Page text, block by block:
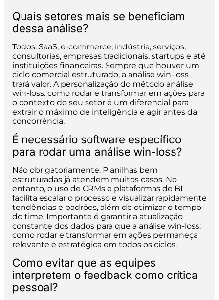
Quais setores mais se beneficiam
dessa análise?
Todos: SaaS, e-commerce, indústria, serviços,
consultorias, empresas tradicionais, startups e até
instituições financeiras. Sempre que houver um
ciclo comercial estruturado, a análise win-loss
trará valor. A personalização do método análise
win-loss: como rodar e transformar em ações para
o contexto do seu setor é um diferencial para
extrair o máximo de inteligência e agir antes da
concorrência.
É necessário software específico
para rodar uma análise win-loss?
Não obrigatoriamente. Planilhas bem
estruturadas já atendem muitos casos. No
entanto, o uso de CRMs e plataformas de BI
facilita escalar o processo e visualizar rapidamente
tendências e padrões, além de otimizar o tempo
do time. Importante é garantir a atualização
constante dos dados para que a análise win-loss:
como rodar e transformar em ações permaneça
relevante e estratégica em todos os ciclos.
Como evitar que as equipes
interpretem o feedback como crítica
pessoal?